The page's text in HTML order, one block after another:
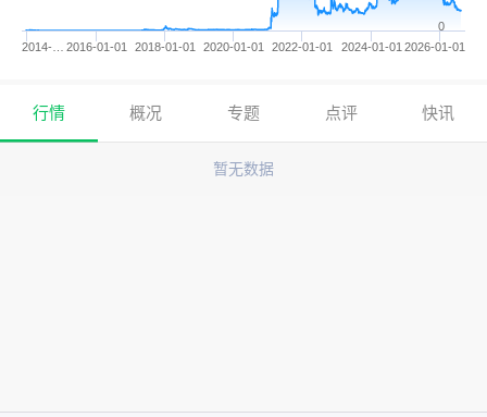
2014-… 2016-01-01 2018-01-01 2020-01-01 2022-01-01 2024-01-01 2026-01-01
0
行情 概况 专题 点评 快讯
暂无数据